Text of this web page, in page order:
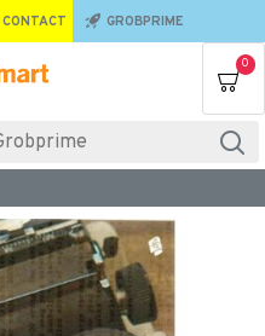
CONTACT GROBPRIME
0